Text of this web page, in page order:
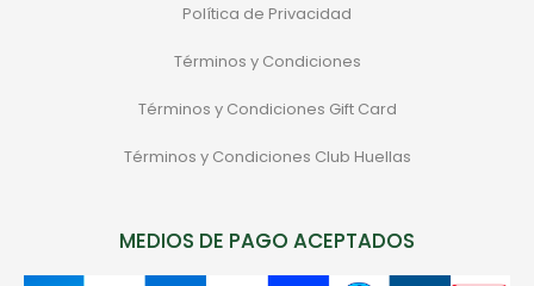
Política de Privacidad
Términos y Condiciones
Términos y Condiciones Gift Card
Términos y Condiciones Club Huellas
MEDIOS DE PAGO ACEPTADOS